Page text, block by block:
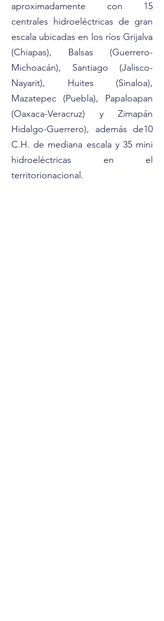
aproximadamente con 15
centrales hidroeléctricas de gran
escala ubicadas en los ríos Grijalva
(Chiapas), Balsas (Guerrero-
Michoacán), Santiago (Jalisco-
Nayarit), Huites (Sinaloa),
Mazatepec (Puebla), Papaloapan
(Oaxaca-Veracruz) y Zimapán
Hidalgo-Guerrero), además de10
C.H. de mediana escala y 35 mini
hidroeléctricas en el
territorionacional.